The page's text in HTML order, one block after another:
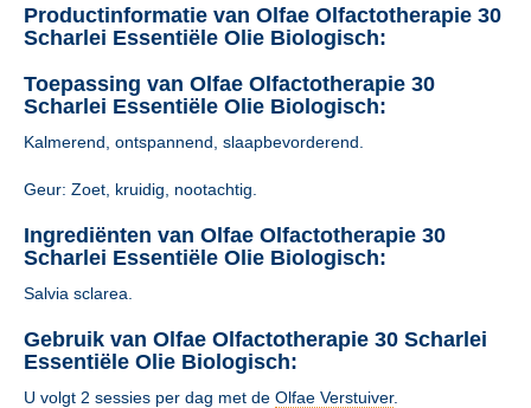
Productinformatie van Olfae Olfactotherapie 30
Scharlei Essentiële Olie Biologisch:
Toepassing van Olfae Olfactotherapie 30
Scharlei Essentiële Olie Biologisch:
Kalmerend, ontspannend, slaapbevorderend.
Geur: Zoet, kruidig, nootachtig.
Ingrediënten van Olfae Olfactotherapie 30
Scharlei Essentiële Olie Biologisch:
Salvia sclarea.
Gebruik van Olfae Olfactotherapie 30 Scharlei
Essentiële Olie Biologisch:
U volgt 2 sessies per dag met de Olfae Verstuiver.